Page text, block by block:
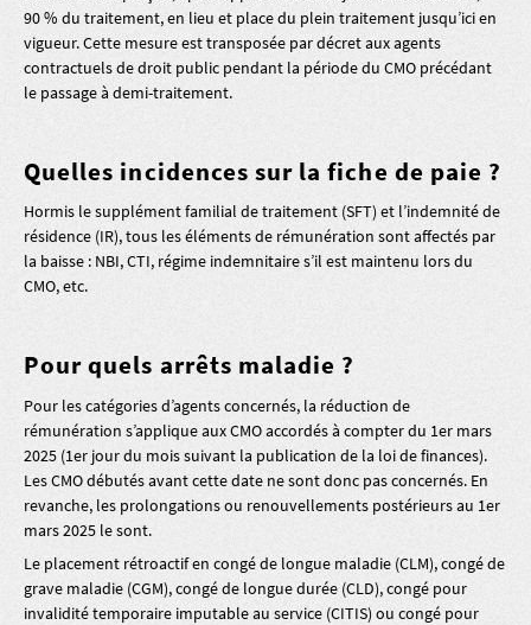
90 % du traitement, en lieu et place du plein traitement jusqu’ici en
vigueur. Cette mesure est transposée par décret aux agents
contractuels de droit public pendant la période du CMO précédant
le passage à demi-traitement.
Quelles incidences sur la fiche de paie ?
Hormis le supplément familial de traitement (SFT) et l’indemnité de
résidence (IR), tous les éléments de rémunération sont affectés par
la baisse : NBI, CTI, régime indemnitaire s’il est maintenu lors du
CMO, etc.
Pour quels arrêts maladie ?
Pour les catégories d’agents concernés, la réduction de
rémunération s’applique aux CMO accordés à compter du 1er mars
2025 (1er jour du mois suivant la publication de la loi de finances).
Les CMO débutés avant cette date ne sont donc pas concernés. En
revanche, les prolongations ou renouvellements postérieurs au 1er
mars 2025 le sont.
Le placement rétroactif en congé de longue maladie (CLM), congé de
grave maladie (CGM), congé de longue durée (CLD), congé pour
invalidité temporaire imputable au service (CITIS) ou congé pour